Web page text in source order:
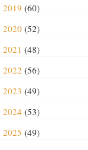
2019 (60)
2020 (52)
2021 (48)
2022 (56)
2023 (49)
2024 (53)
2025 (49)